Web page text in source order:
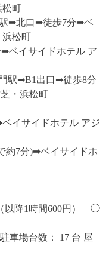
松町
➡︎北口➡︎徒歩7分➡︎ベ
浜松町
ベイサイドホテル ア
駅➡︎B1出口➡︎徒歩8分
・浜松町
イサイドホテル アジ
約7分)➡︎ベイサイドホ
以降1時間600円） ◯
場台数： 17 台 屋